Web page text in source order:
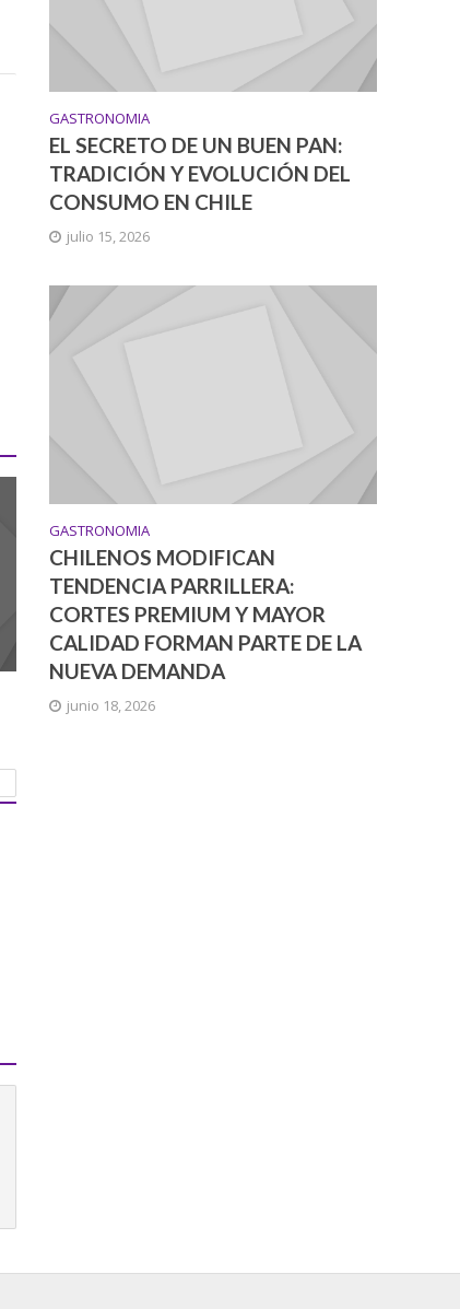
GASTRONOMIA
EL SECRETO DE UN BUEN PAN:
TRADICIÓN Y EVOLUCIÓN DEL
CONSUMO EN CHILE
julio 15, 2026
GASTRONOMIA
CHILENOS MODIFICAN
TENDENCIA PARRILLERA:
CORTES PREMIUM Y MAYOR
CALIDAD FORMAN PARTE DE LA
NUEVA DEMANDA
junio 18, 2026